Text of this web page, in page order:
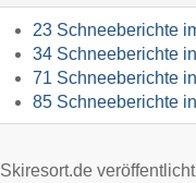
23 Schneeberichte
34 Schneeberichte
71 Schneeberichte
85 Schneeberichte
Skiresort.de